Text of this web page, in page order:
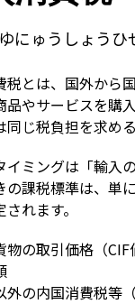
ゆにゅうしょうひ
税とは、国外から
品やサービスを購
同じ税負担を求め
イミングは「輸入
の課税標準は、単
れます。
物の取引価格（CIF
外の内国消費税等